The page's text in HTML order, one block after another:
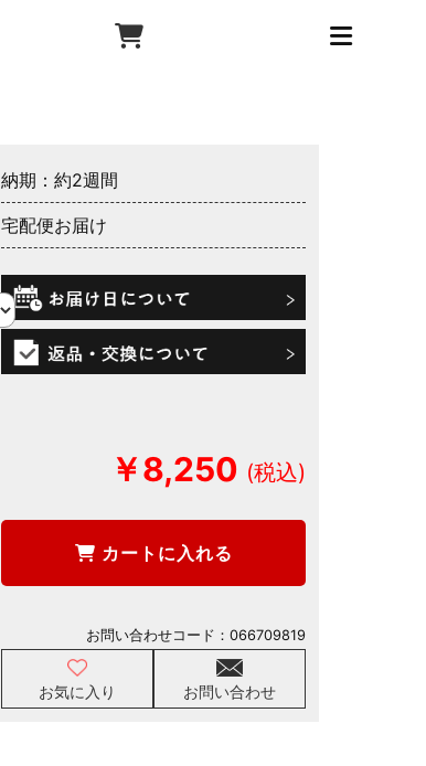
納期：約2週間
宅配便お届け
￥8,250
カートに入れる
お気に入り お問い合わせ
お問い合わせコード： 066709819